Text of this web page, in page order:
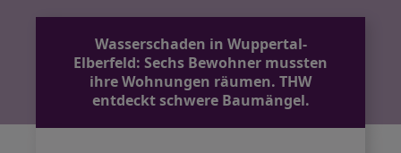
Wasserschaden in Wuppertal-
Elberfeld: Sechs Bewohner mussten
ihre Wohnungen räumen. THW
entdeckt schwere Baumängel.